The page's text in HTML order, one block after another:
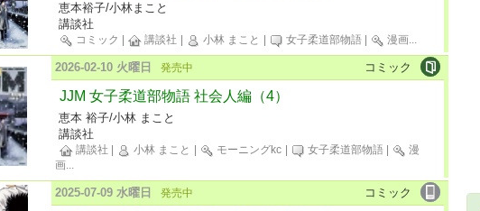
恵本裕子/小林まこと
講談社
コミック 講談社 小林 まこと 女子柔道部物語 漫画...
コミック
2026-02-10 火曜日 発売中
JJM 女子柔道部物語 社会人編（4）
恵本 裕子/小林 まこと
講談社
講談社 小林 まこと モーニングkc 女子柔道部物語
漫
画...
コミック
2025-07-09 水曜日 発売中